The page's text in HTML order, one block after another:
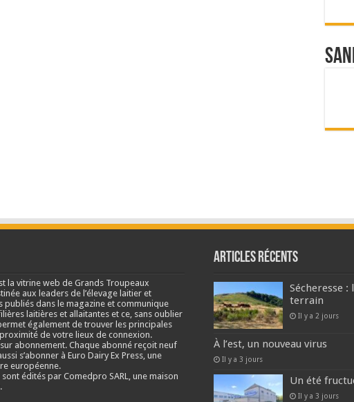
la vitrine web de Grands Troupeaux
aux leaders de l’élevage laitier et
dans le magazine et communique
laitières et allaitantes et ce, sans oublier
également de trouver les principales
de votre lieux de connexion.
abonnement. Chaque abonné reçoit neuf
s’abonner à Euro Dairy Ex Press, une
européenne.
édités par Comedpro SARL, une maison
Articles récents
Sécheresse
terrain
Il y a 2 jours
À l’est, un nouveau virus
Il y a 3 jours
Un été
Il y a 3 jours